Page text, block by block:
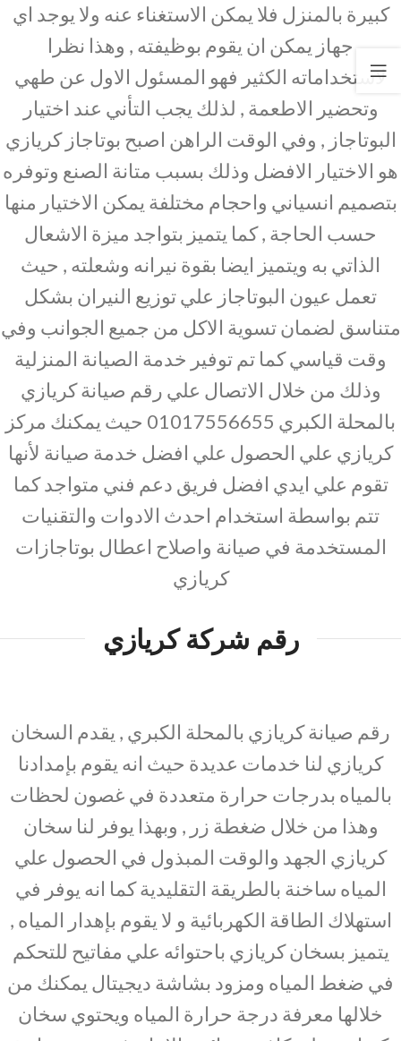
كبيرة بالمنزل فلا يمكن الاستغناء عنه ولا يوجد اي
جهاز يمكن ان يقوم بوظيفته , وهذا نظرا
لاستخداماته الكثير فهو المسئول الاول عن طهي
وتحضير الاطعمة , لذلك يجب التأني عند اختيار
البوتاجاز , وفي الوقت الراهن اصبح بوتاجاز كريازي
هو الاختيار الافضل وذلك بسبب متانة الصنع وتوفره
بتصميم انسياني واحجام مختلفة يمكن الاختيار منها
حسب الحاجة , كما يتميز بتواجد ميزة الاشعال
الذاتي به ويتميز ايضا بقوة نيرانه وشعلته , حيث
تعمل عيون البوتاجاز علي توزيع النيران بشكل
متناسق لضمان تسوية الاكل من جميع الجوانب وفي
وقت قياسي كما تم توفير خدمة الصيانة المنزلية
وذلك من خلال الاتصال علي رقم صيانة كريازي
بالمحلة الكبري 01017556655 حيث يمكنك مركز
كريازي علي الحصول علي افضل خدمة صيانة لأنها
تقوم علي ايدي افضل فريق دعم فني متواجد كما
تتم بواسطة استخدام احدث الادوات والتقنيات
المستخدمة في صيانة واصلاح اعطال بوتاجازات
كريازي
رقم شركة كريازي
رقم صيانة كريازي بالمحلة الكبري , يقدم السخان
كريازي لنا خدمات عديدة حيث انه يقوم بإمدادنا
بالمياه بدرجات حرارة متعددة في غصون لحظات
وهذا من خلال ضغطة زر , وبهذا يوفر لنا سخان
كريازي الجهد والوقت المبذول في الحصول علي
المياه ساخنة بالطريقة التقليدية كما انه يوفر في
استهلاك الطاقة الكهربائية و لا يقوم بإهدار المياه ,
يتميز بسخان كريازي باحتوائه علي مفاتيح للتحكم
في ضغط المياه ومزود بشاشة ديجيتال يمكنك من
خلالها معرفة درجة حرارة المياه ويحتوي سخان